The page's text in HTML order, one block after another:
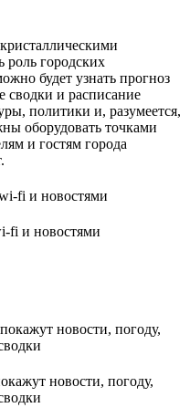
роль городских
будет узнать прогноз
сводки и расписание
политики и, разумеется,
оборудовать точками
и гостям города
fi и новостями
новости, погоду,